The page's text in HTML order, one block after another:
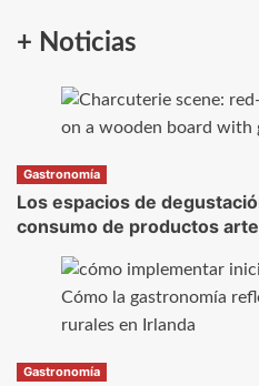
+ Noticias
Gastronomía
Los espacios de
consumo de productos
Gastronomía